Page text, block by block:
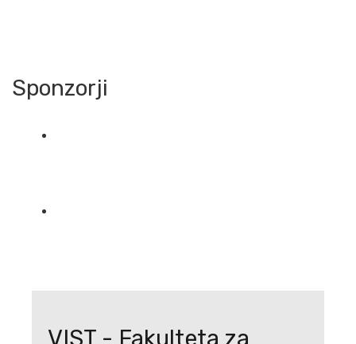
Sponzorji
VIST - Fakulteta za